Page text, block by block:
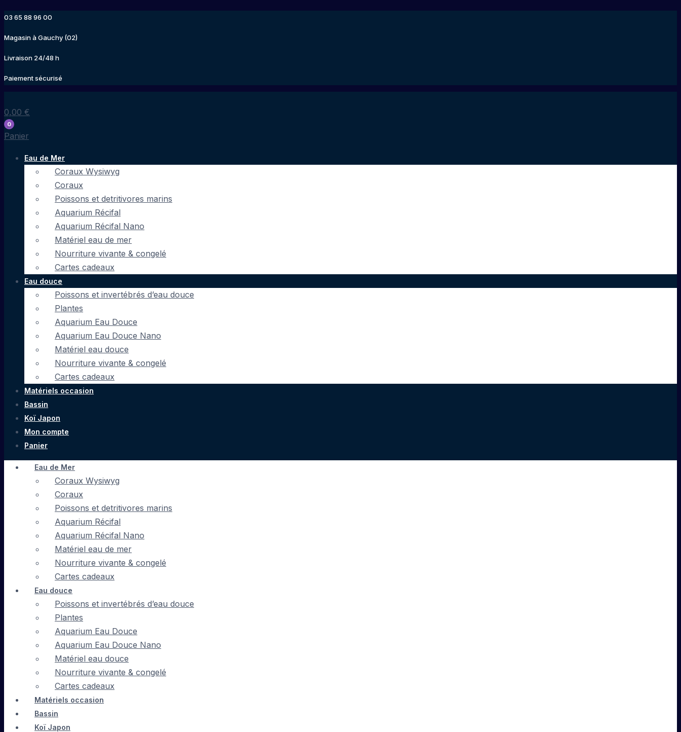
contenu
03 65 88 96 00
Magasin à Gauchy (02)
Livraison 24/48 h
Paiement sécurisé
0,00 €
0
Panier
Eau de Mer
Coraux Wysiwyg
Coraux
Poissons et detritivores marins
Aquarium Récifal
Aquarium Récifal Nano
Matériel eau de mer
Nourriture vivante & congelé
Cartes cadeaux
Eau douce
Poissons et invertébrés d’eau douce
Plantes
Aquarium Eau Douce
Aquarium Eau Douce Nano
Matériel eau douce
Nourriture vivante & congelé
Cartes cadeaux
Matériels occasion
Bassin
Koï Japon
Mon compte
Panier
Eau de Mer
Coraux Wysiwyg
Coraux
Poissons et detritivores marins
Aquarium Récifal
Aquarium Récifal Nano
Matériel eau de mer
Nourriture vivante & congelé
Cartes cadeaux
Eau douce
Poissons et invertébrés d’eau douce
Plantes
Aquarium Eau Douce
Aquarium Eau Douce Nano
Matériel eau douce
Nourriture vivante & congelé
Cartes cadeaux
Matériels occasion
Bassin
Koï Japon